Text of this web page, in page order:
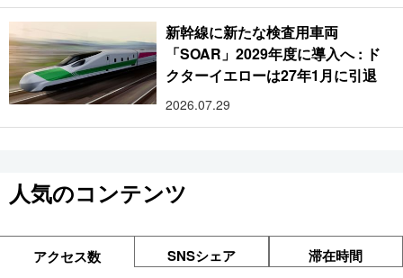
新幹線に新たな検査用車両
「SOAR」2029年度に導入へ : ド
クターイエローは27年1月に引退
2026.07.29
人気のコンテンツ
アクセス数 SNSシェア 滞在時間